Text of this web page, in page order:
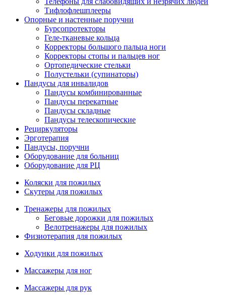
Тифлофлешплееры
Опорные и настенные поручни
Бурсопротекторы
Геле-тканевые кольца
Корректоры большого пальца ноги
Корректоры стопы и пальцев ног
Ортопедические стельки
Полустельки (супинаторы)
Пандусы для инвалидов
Пандусы комбинированные
Пандусы перекатные
Пандусы складные
Пандусы телескопические
Рециркуляторы
Эрготерапия
Пандусы, поручни
Оборудование для больниц
Оборудование для РЦ
Коляски для пожилых
Скутеры для пожилых
Тренажеры для пожилых
Беговые дорожки для пожилых
Велотренажеры для пожилых
Физиотерапия для пожилых
Ходунки для пожилых
Массажеры для ног
Массажеры для рук